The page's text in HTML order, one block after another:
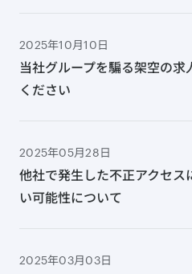
2025年10月10日
当社グループを騙る架空の
ください
2025年05月28日
他社で発生した不正アクセス
い可能性について
2025年03月03日